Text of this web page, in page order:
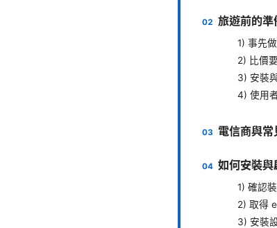
旅遊前的
1) 事先
2) 比價
3) 安裝
4) 使用
電信商與常
如何安裝與
1) 確認
2) 取得
3) 安裝